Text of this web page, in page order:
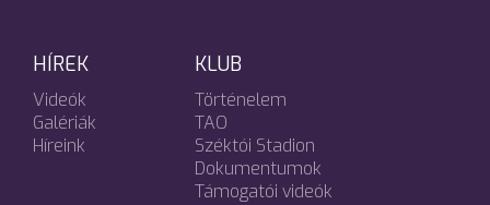
HÍREK
Videók
Galériák
Híreink
KLUB
Történelem
TAO
Széktói Stadion
Dokumentumok
Támogatói videók